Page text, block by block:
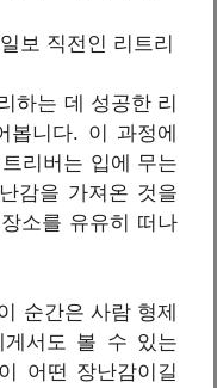
보 직전인 리트리
하는 데 성공한 리
봅니다. 이 과정에
리버는 입에 무는
감을 가져온 것을
소를 유유히 떠나
순간은 사람 형제
게서도 볼 수 있는
어떤 장난감이길